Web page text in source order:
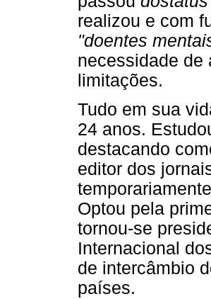
realizou e com
"doentes
necessidade de
limitações.
Tudo em sua
24 anos.
destacando
editor dos
Optou pela
tornou-se
Internacional
de intercâmbio
países.